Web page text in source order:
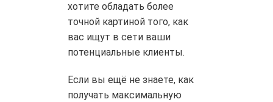
хотите обладать более
точной картиной того, как
вас ищут в сети ваши
потенциальные клиенты.
Если вы ещё не знаете, как
получать максимальную